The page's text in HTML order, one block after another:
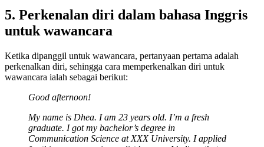
5. Perkenalan diri dalam bahasa Inggris
untuk wawancara
Ketika dipanggil untuk wawancara, pertanyaan pertama adalah
perkenalkan diri, sehingga cara memperkenalkan diri untuk
wawancara ialah sebagai berikut:
Good afternoon!
My name is Dhea. I am 23 years old. I’m a fresh
graduate. I got my bachelor’s degree in
Communication Science at XXX University. I applied